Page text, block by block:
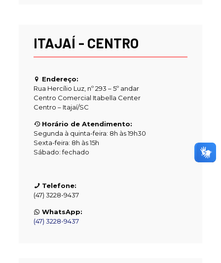
ITAJAÍ - CENTRO
Endereço:
Rua Hercílio Luz, nº 293 – 5º andar
Centro Comercial Itabella Center
Centro – Itajaí/SC
Horário de Atendimento:
Segunda à quinta-feira: 8h às 19h30
Sexta-feira: 8h às 15h
Sábado: fechado
Telefone:
(47) 3228-9437
WhatsApp:
(47) 3228-9437